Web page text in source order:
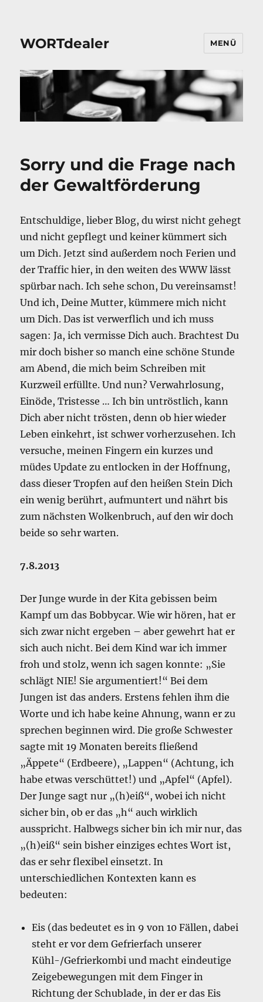
WORTdealer MENÜ
Sorry und die Frage nach
der Gewaltförderung
Entschuldige, lieber Blog, du wirst nicht gehegt
und nicht gepflegt und keiner kümmert sich
um Dich. Jetzt sind außerdem noch Ferien und
der Traffic hier, in den weiten des WWW lässt
spürbar nach. Ich sehe schon, Du vereinsamst!
Und ich, Deine Mutter, kümmere mich nicht
um Dich. Das ist verwerflich und ich muss
sagen: Ja, ich vermisse Dich auch. Brachtest Du
mir doch bisher so manch eine schöne Stunde
am Abend, die mich beim Schreiben mit
Kurzweil erfüllte. Und nun? Verwahrlosung,
Einöde, Tristesse … Ich bin untröstlich, kann
Dich aber nicht trösten, denn ob hier wieder
Leben einkehrt, ist schwer vorherzusehen. Ich
versuche, meinen Fingern ein kurzes und
müdes Update zu entlocken in der Hoffnung,
dass dieser Tropfen auf den heißen Stein Dich
ein wenig berührt, aufmuntert und nährt bis
zum nächsten Wolkenbruch, auf den wir doch
beide so sehr warten.
7.8.2013
Der Junge wurde in der Kita gebissen beim
Kampf um das Bobbycar. Wie wir hören, hat er
sich zwar nicht ergeben – aber gewehrt hat er
sich auch nicht. Bei dem Kind war ich immer
froh und stolz, wenn ich sagen konnte: „Sie
schlägt NIE! Sie argumentiert!“ Bei dem
Jungen ist das anders. Erstens fehlen ihm die
Worte und ich habe keine Ahnung, wann er zu
sprechen beginnen wird. Die große Schwester
sagte mit 19 Monaten bereits fließend
„Äppete“ (Erdbeere), „Lappen“ (Achtung, ich
habe etwas verschüttet!) und „Apfel“ (Apfel).
Der Junge sagt nur „(h)eiß“, wobei ich nicht
sicher bin, ob er das „h“ auch wirklich
ausspricht. Halbwegs sicher bin ich mir nur, das
„(h)eiß“ sein bisher einziges echtes Wort ist,
das er sehr flexibel einsetzt. In
unterschiedlichen Kontexten kann es
bedeuten:
Eis (das bedeutet es in 9 von 10 Fällen, dabei
steht er vor dem Gefrierfach unserer
Kühl-/Gefrierkombi und macht eindeutige
Zeigebewegungen mit dem Finger in
Richtung der Schublade, in der er das Eis